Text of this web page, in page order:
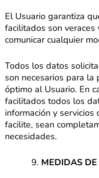
El Usuario garantiza
facilitados son veraces
comunicar cualquier
Todos los datos
son necesarios para la
óptimo al Usuario. En
facilitados todos los
información y servicios
facilite, sean
necesidades.
MEDIDAS